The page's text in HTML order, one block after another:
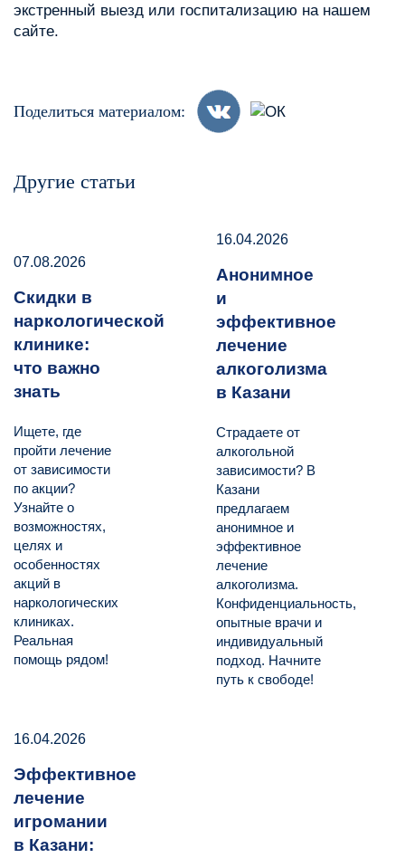
экстренный выезд или госпитализацию на нашем
сайте.
Поделиться материалом:
Другие статьи
07.08.2026
Скидки в
наркологической
клинике:
что важно
знать
Ищете, где
пройти лечение
от зависимости
по акции?
Узнайте о
возможностях,
целях и
особенностях
акций в
наркологических
клиниках.
Реальная
помощь рядом!
16.04.2026
Анонимное
и
эффективное
лечение
алкоголизма
в Казани
Страдаете от
алкогольной
зависимости? В
Казани
предлагаем
анонимное и
эффективное
лечение
алкоголизма.
Конфиденциальность,
опытные врачи и
индивидуальный
подход. Начните
путь к свободе!
16.04.2026
Эффективное
лечение
игромании
в Казани: